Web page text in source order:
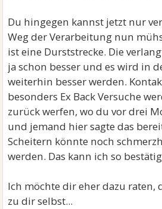
Du hingegen kannst jetzt nur
Weg der Verarbeitung nun
ist eine Durststrecke. Die
ja schon besser und es wird in
weiterhin besser werden.
besonders Ex Back Versuche
zurück werfen, wo du vor drei
und jemand hier sagte das
Scheitern könnte noch
werden. Das kann ich so
Ich möchte dir eher dazu raten,
zu dir selbst...